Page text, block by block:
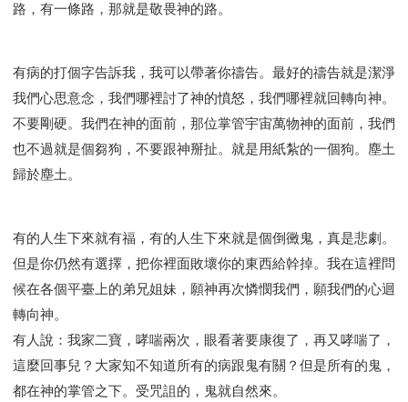
路，有一條路，那就是敬畏神的路。
有病的打個字告訴我，我可以帶著你禱告。最好的禱告就是潔淨
我們心思意念，我們哪裡討了神的憤怒，我們哪裡就回轉向神。
不要剛硬。我們在神的面前，那位掌管宇宙萬物神的面前，我們
也不過就是個芻狗，不要跟神掰扯。就是用紙紮的一個狗。塵土
歸於塵土。
有的人生下來就有福，有的人生下來就是個倒黴鬼，真是悲劇。
但是你仍然有選擇，把你裡面敗壞你的東西給幹掉。我在這裡問
候在各個平臺上的弟兄姐妹，願神再次憐憫我們，願我們的心迴
轉向神。
有人說：我家二寶，哮喘兩次，眼看著要康復了，再又哮喘了，
這麼回事兒？大家知不知道所有的病跟鬼有關？但是所有的鬼，
都在神的掌管之下。受咒詛的，鬼就自然來。